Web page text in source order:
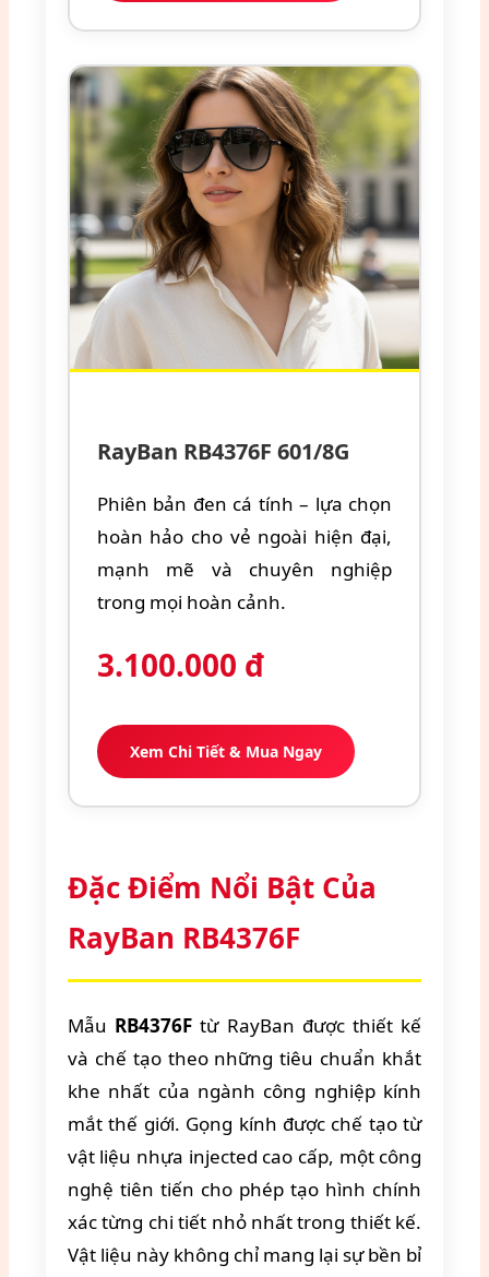
RayBan RB4376F 601/8G
Phiên bản đen cá tính – lựa chọn
hoàn hảo cho vẻ ngoài hiện đại,
mạnh mẽ và chuyên nghiệp
trong mọi hoàn cảnh.
3.100.000 đ
Xem Chi Tiết & Mua Ngay
Đặc Điểm Nổi Bật Của
RayBan RB4376F
Mẫu RB4376Ftừ RayBan được thiết kế
và chế tạo theo những tiêu chuẩn khắt
khe nhất của ngành công nghiệp kính
mắt thế giới. Gọng kính được chế tạo từ
vật liệu nhựa injected cao cấp, một công
nghệ tiên tiến cho phép tạo hình chính
xác từng chi tiết nhỏ nhất trong thiết kế.
Vật liệu này không chỉ mang lại sự bền bỉ